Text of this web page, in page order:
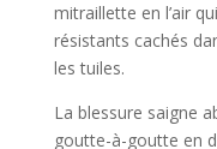
mitraillette en l’air
résistants cachés
les tuiles.
La blessure saigne
goutte-à-goutte en